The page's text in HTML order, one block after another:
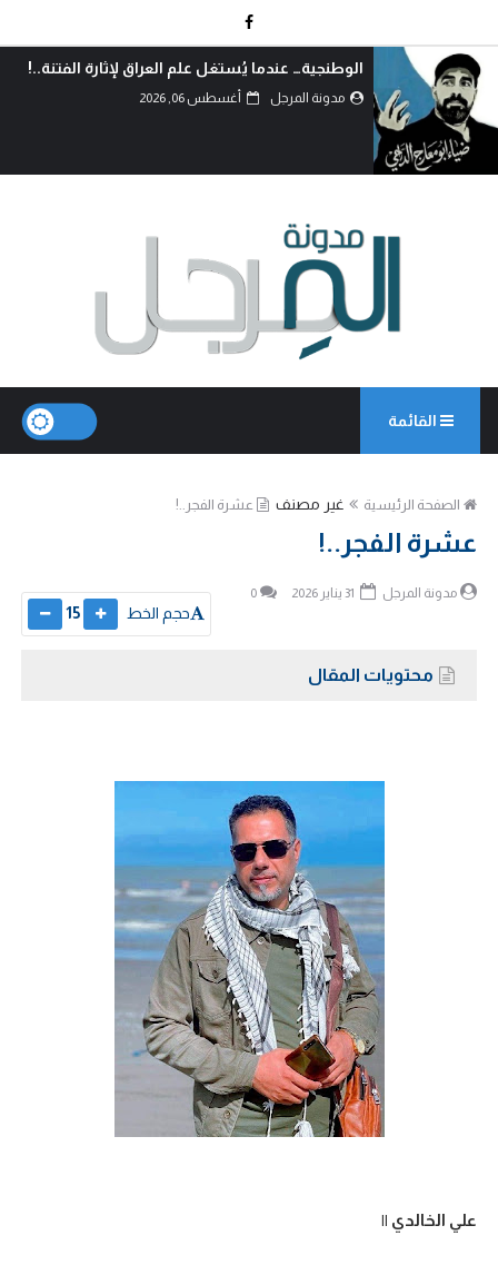
الوطنجية… عندما يُستغل علم العراق لإثارة الفتنة..!
مدونة المرجل أغسطس 06, 2026
القائمة
الصفحة الرئيسية غير مصنف عشرة الفجر..!
عشرة الفجر..!
مدونة المرجل 0
حجم الخط 15
محتويات المقال
علي الخالدي ||